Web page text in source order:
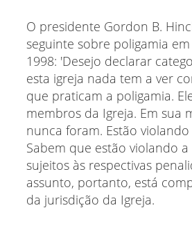
O presidente Gordon B.
seguinte sobre poligamia
1998: 'Desejo declarar
esta igreja nada tem a ver
que praticam a poligamia.
membros da Igreja. Em sua
nunca foram. Estão violando
Sabem que estão violando a
sujeitos às respectivas
assunto, portanto, está
da jurisdição da Igreja.